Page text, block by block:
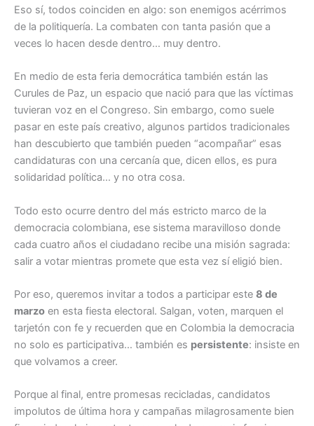
Eso sí, todos coinciden en algo: son enemigos acérrimos
de la politiquería. La combaten con tanta pasión que a
veces lo hacen desde dentro… muy dentro.
En medio de esta feria democrática también están las
Curules de Paz, un espacio que nació para que las víctimas
tuvieran voz en el Congreso. Sin embargo, como suele
pasar en este país creativo, algunos partidos tradicionales
han descubierto que también pueden “acompañar” esas
candidaturas con una cercanía que, dicen ellos, es pura
solidaridad política… y no otra cosa.
Todo esto ocurre dentro del más estricto marco de la
democracia colombiana, ese sistema maravilloso donde
cada cuatro años el ciudadano recibe una misión sagrada:
salir a votar mientras promete que esta vez sí eligió bien.
Por eso, queremos invitar a todos a participar este 8 de
marzo en esta fiesta electoral. Salgan, voten, marquen el
tarjetón con fe y recuerden que en Colombia la democracia
no solo es participativa… también es persistente: insiste en
que volvamos a creer.
Porque al final, entre promesas recicladas, candidatos
impolutos de última hora y campañas milagrosamente bien